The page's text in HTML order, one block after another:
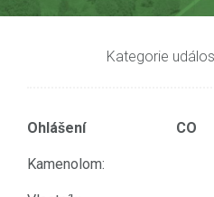
Kategorie
Ohlášení CO